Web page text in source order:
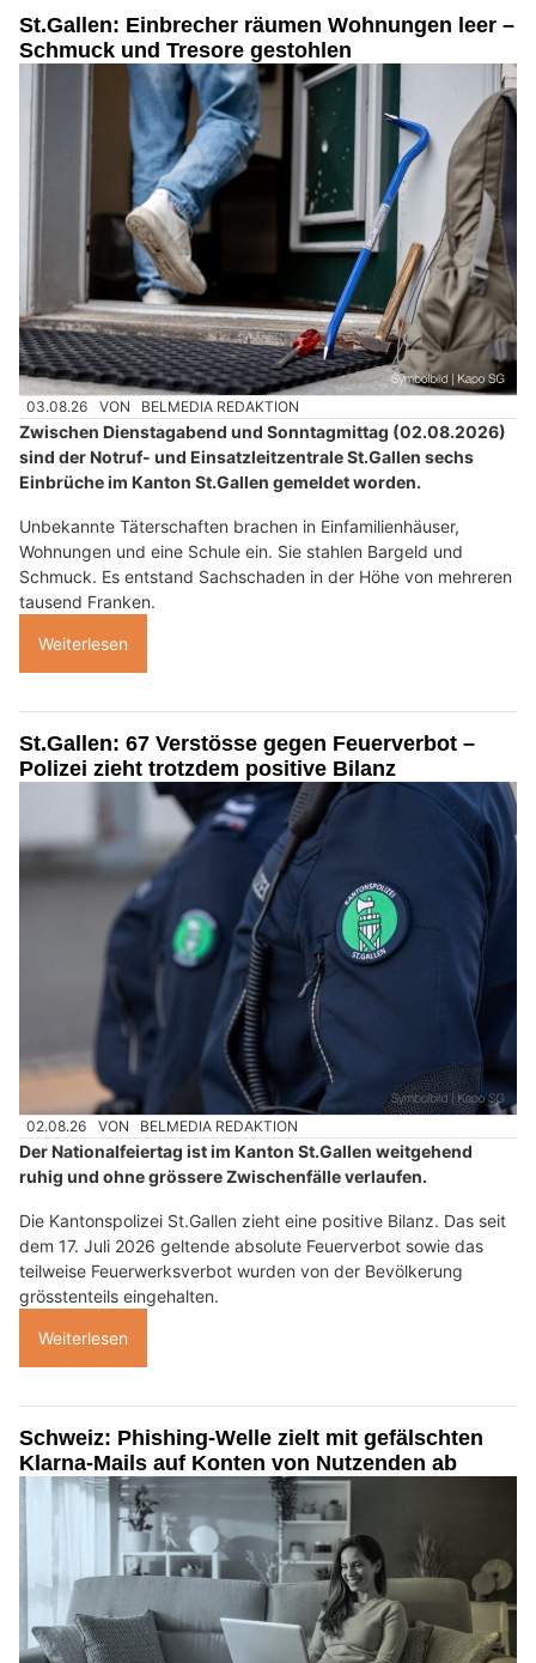
St.Gallen: Einbrecher räumen Wohnungen leer –
Schmuck und Tresore gestohlen
03.08.26 VON BELMEDIA REDAKTION
Zwischen Dienstagabend und Sonntagmittag (02.08.2026)
sind der Notruf- und Einsatzleitzentrale St.Gallen sechs
Einbrüche im Kanton St.Gallen gemeldet worden.
Unbekannte Täterschaften brachen in Einfamilienhäuser,
Wohnungen und eine Schule ein. Sie stahlen Bargeld und
Schmuck. Es entstand Sachschaden in der Höhe von mehreren
tausend Franken.
Weiterlesen
St.Gallen: 67 Verstösse gegen Feuerverbot –
Polizei zieht trotzdem positive Bilanz
02.08.26 VON BELMEDIA REDAKTION
Der Nationalfeiertag ist im Kanton St.Gallen weitgehend
ruhig und ohne grössere Zwischenfälle verlaufen.
Die Kantonspolizei St.Gallen zieht eine positive Bilanz. Das seit
dem 17. Juli 2026 geltende absolute Feuerverbot sowie das
teilweise Feuerwerksverbot wurden von der Bevölkerung
grösstenteils eingehalten.
Weiterlesen
Schweiz: Phishing-Welle zielt mit gefälschten
Klarna-Mails auf Konten von Nutzenden ab